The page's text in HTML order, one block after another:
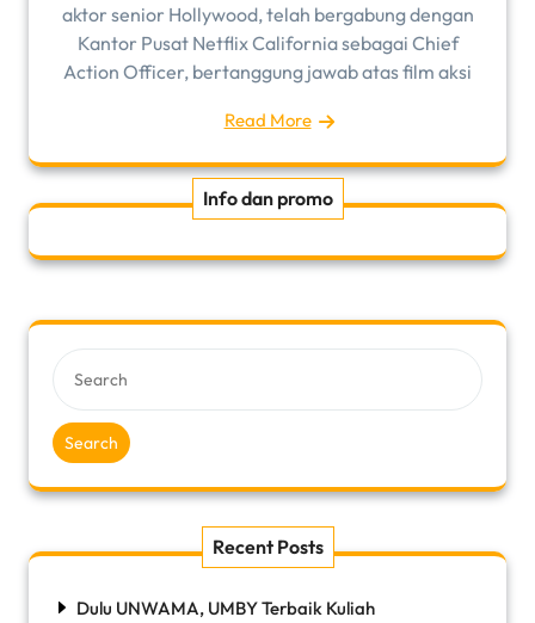
aktor senior Hollywood, telah bergabung dengan
Kantor Pusat Netflix California sebagai Chief
Action Officer, bertanggung jawab atas film aksi
Read More
Info dan promo
Search
Recent Posts
Dulu UNWAMA, UMBY Terbaik Kuliah